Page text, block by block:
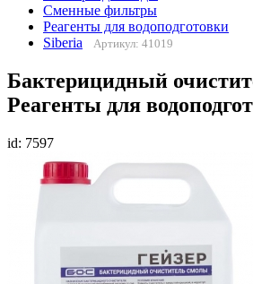
Сменные фильтры
Реагенты для водоподготовки
Siberia
Артикул: 41019
Бактерицидный
Реагенты для
id: 7597